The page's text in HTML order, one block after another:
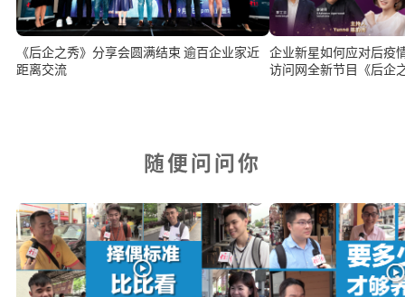
《后企之秀》分享会圆满结束 逾百企业家近
距离交流
企业新星如何应对后疫情时代？
访问网全新节目《后企
随便问问你